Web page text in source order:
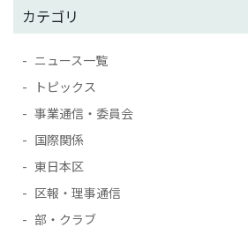
カテゴリ
ニュース一覧
トピックス
事業通信・委員会
国際関係
東日本区
区報・理事通信
部・クラブ